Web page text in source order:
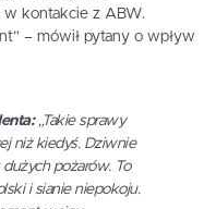
w kontakcie z ABW.
– mówił pytany o wpływ
„Takie sprawy
niż kiedyś. Dziwnie
pożarów. To
i sianie niepokoju.